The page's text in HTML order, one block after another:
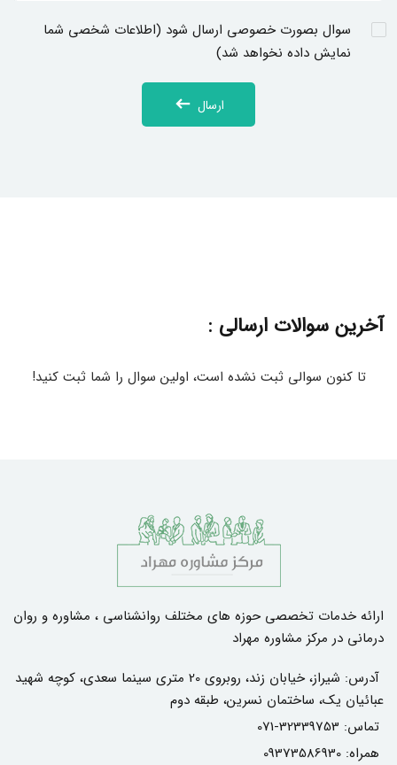
سوال بصورت خصوصی ارسال شود (اطلاعات شخصی شما
نمایش داده نخواهد شد)
ارسال
آخرین سوالات ارسالی :
تا کنون سوالی ثبت نشده است، اولین سوال را شما ثبت کنید!
ارائه خدمات تخصصی حوزه های مختلف روانشناسی ، مشاوره و روان
درمانی در مرکز مشاوره مهراد
آدرس:
شیراز، خیابان زند، روبروی 20 متری سینما سعدی، کوچه شهید
عبائیان یک، ساختمان نسرین، طبقه دوم
تماس: 071-32339753
همراه: 09373586930